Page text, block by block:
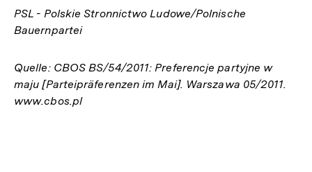
PSL - Polskie Stronnictwo Ludowe/Polnische
Bauernpartei
Quelle: CBOS BS/54/2011: Preferencje partyjne w
maju [Parteipräferenzen im Mai]. Warszawa 05/2011.
www.cbos.pl